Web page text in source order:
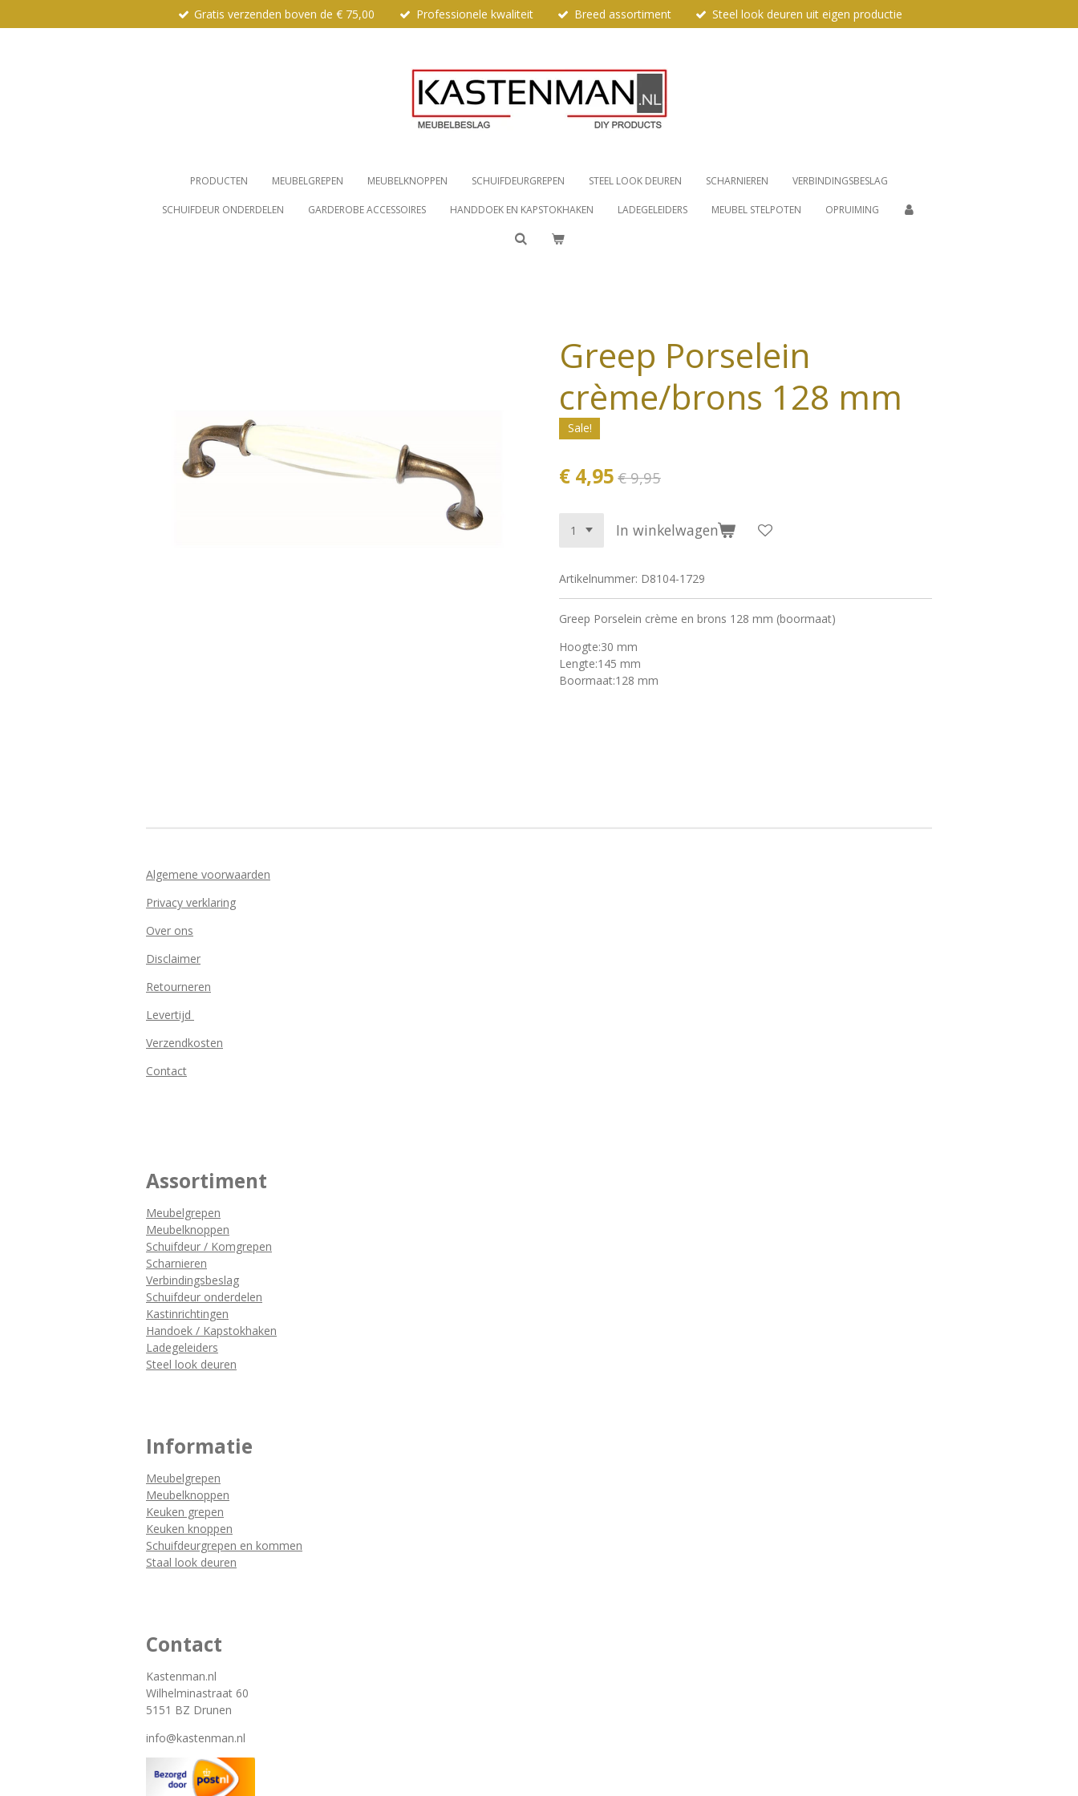
direct
Gratis verzenden boven de € 75,00 Professionele kwaliteit Breed assortiment Steel look deuren uit eigen productie
PRODUCTEN MEUBELGREPEN MEUBELKNOPPEN SCHUIFDEURGREPEN STEEL LOOK DEUREN SCHARNIEREN VERBINDINGSBESLAG
SCHUIFDEUR ONDERDELEN GARDEROBE ACCESSOIRES HANDDOEK EN KAPSTOKHAKEN LADEGELEIDERS MEUBEL STELPOTEN OPRUIMING
Greep Porselein
crème/brons 128 mm
Sale!
€ 4,95 € 9,95
In winkelwagen
Artikelnummer: D8104-1729
Greep Porselein crème en brons 128 mm (boormaat)
Hoogte:30 mm
Lengte:145 mm
Boormaat:128 mm
Algemene voorwaarden
Privacy verklaring
Over ons
Disclaimer
Retourneren
Levertijd
Verzendkosten
Contact
Assortiment
Meubelgrepen
Meubelknoppen
Schuifdeur / Komgrepen
Scharnieren
Verbindingsbeslag
Schuifdeur onderdelen
Kastinrichtingen
Handoek / Kapstokhaken
Ladegeleiders
Steel look deuren
Informatie
Meubelgrepen
Meubelknoppen
Keuken grepen
Keuken knoppen
Schuifdeurgrepen en kommen
Staal look deuren
Contact
Kastenman.nl
Wilhelminastraat 60
5151 BZ Drunen
info@kastenman.nl